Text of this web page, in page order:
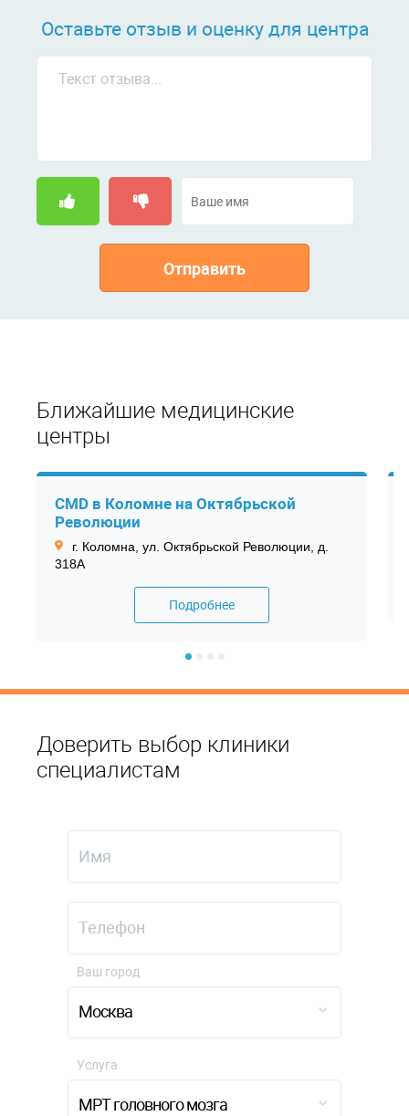
Оставьте отзыв и оценку для центра
Отправить
Ближайшие медицинские
центры
CMD в Коломне на Октябрьской
Революции
г. Коломна, ул. Октябрьской Революции, д.
318А
Подробнее
Доверить выбор клиники
специалистам
Москва
Ваш город
МРТ головного мозга
Услуга